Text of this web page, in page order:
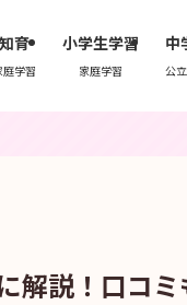
知育
庭学習
小学生学習
家庭学習
中
公
解説！口コミ